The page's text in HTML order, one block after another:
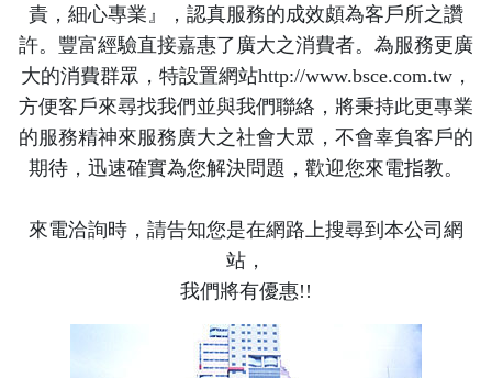
責，細心專業』，認真服務的成效頗為客戶所之讚
許。豐富經驗直接嘉惠了廣大之消費者。為服務更廣
大的消費群眾，特設置網站http://www.bsce.com.tw，
方便客戶來尋找我們並與我們聯絡，將秉持此更專業
的服務精神來服務廣大之社會大眾，不會辜負客戶的
期待，迅速確實為您解決問題，歡迎您來電指教。
來電洽詢時，請告知您是在網路上搜尋到本公司網
站，
我們將有優惠!!